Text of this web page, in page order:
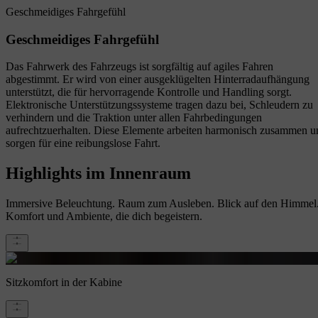
Geschmeidiges Fahrgefühl
Geschmeidiges Fahrgefühl
Das Fahrwerk des Fahrzeugs ist sorgfältig auf agiles Fahren
abgestimmt. Er wird von einer ausgeklügelten Hinterradaufhängung
unterstützt, die für hervorragende Kontrolle und Handling sorgt.
Elektronische Unterstützungssysteme tragen dazu bei, Schleudern zu
verhindern und die Traktion unter allen Fahrbedingungen
aufrechtzuerhalten. Diese Elemente arbeiten harmonisch zusammen
sorgen für eine reibungslose Fahrt.
Highlights im Innenraum
Immersive Beleuchtung. Raum zum Ausleben. Blick auf den
Komfort und Ambiente, die dich begeistern.
Sitzkomfort in der Kabine